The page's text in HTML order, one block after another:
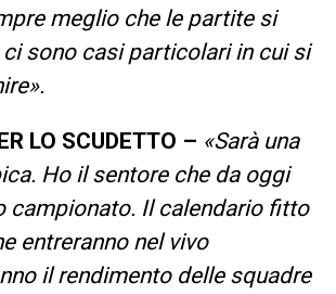
meglio che le partite si
sono casi particolari in cui si
LO SCUDETTO – «Sarà una
Ho il sentore che da oggi
campionato. Il calendario fitto
entreranno nel vivo
il rendimento delle squadre